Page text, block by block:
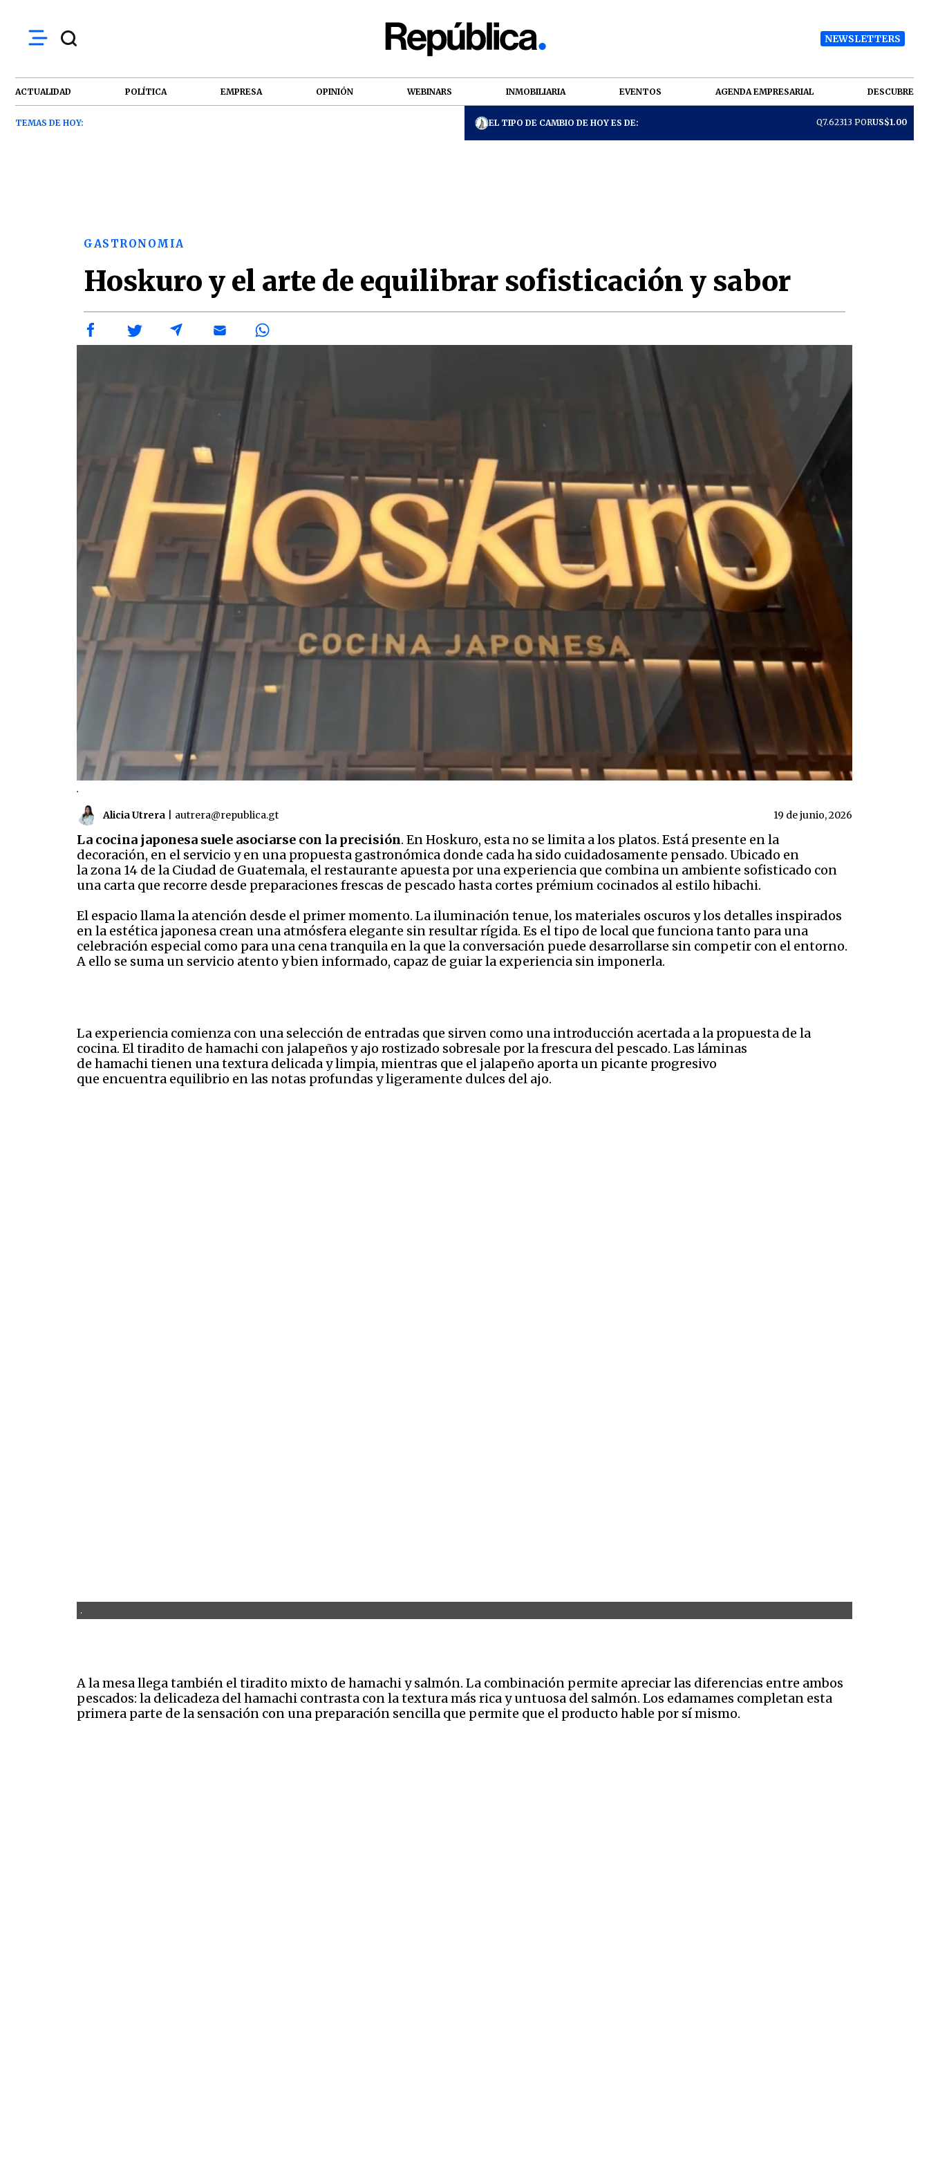
NEWSLETTERS
ACTUALIDAD POLÍTICA EMPRESA OPINIÓN WEBINARS INMOBILIARIA EVENTOS AGENDA EMPRESARIAL DESCUBRE
TEMAS DE HOY: EL TIPO DE CAMBIO DE HOY ES DE: Q7.62313 PORUS$1.00
GASTRONOMIA
Hoskuro y el arte de equilibrar sofisticación y sabor
.
Alicia Utrera autrera@republica.gt 19 de junio, 2026
La cocina japonesa suele asociarse con la precisión. En Hoskuro, esta no se limita a los platos. Está presente en la
decoración, en el servicio y en una propuesta gastronómica donde cada ha sido cuidadosamente pensado. Ubicado en
la zona 14 de la Ciudad de Guatemala, el restaurante apuesta por una experiencia que combina un ambiente sofisticado con
una carta que recorre desde preparaciones frescas de pescado hasta cortes prémium cocinados al estilo hibachi.
El espacio llama la atención desde el primer momento. La iluminación tenue, los materiales oscuros y los detalles inspirados
en la estética japonesa crean una atmósfera elegante sin resultar rígida. Es el tipo de local que funciona tanto para una
celebración especial como para una cena tranquila en la que la conversación puede desarrollarse sin competir con el entorno.
A ello se suma un servicio atento y bien informado, capaz de guiar la experiencia sin imponerla.
La experiencia comienza con una selección de entradas que sirven como una introducción acertada a la propuesta de la
cocina. El tiradito de hamachi con jalapeños y ajo rostizado sobresale por la frescura del pescado. Las láminas
de hamachi tienen una textura delicada y limpia, mientras que el jalapeño aporta un picante progresivo
que encuentra equilibrio en las notas profundas y ligeramente dulces del ajo.
.
A la mesa llega también el tiradito mixto de hamachi y salmón. La combinación permite apreciar las diferencias entre ambos
pescados: la delicadeza del hamachi contrasta con la textura más rica y untuosa del salmón. Los edamames completan esta
primera parte de la sensación con una preparación sencilla que permite que el producto hable por sí mismo.